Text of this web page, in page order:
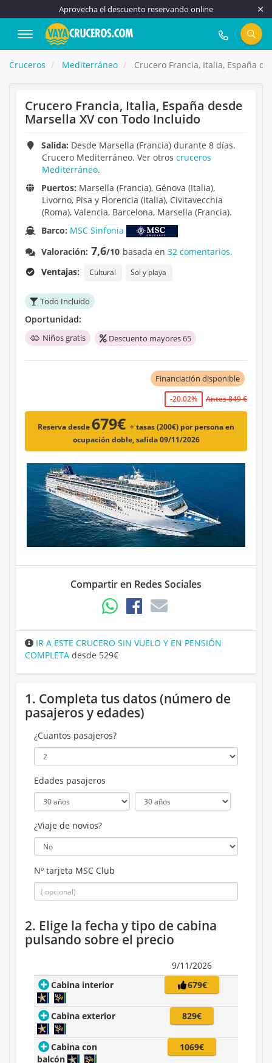
Aprovecha el descuento reservando online
917 815 555
Cruceros Mediterráneo Crucero Francia, Italia, España
Crucero Francia, Italia, España desde
Marsella XV con Todo Incluido
Salida: Desde Marsella (Francia) durante 8 días.
Crucero Mediterráneo. Ver otros cruceros
Mediterráneo.
Puertos: Marsella (Francia), Génova (Italia),
Livorno, Pisa y Florencia (Italia), Civitavecchia
(Roma), Valencia, Barcelona, Marsella (Francia).
Barco: MSC Sinfonia
Valoración: 7,6/10 basada en32 comentarios.
Ventajas:
Cultural Sol y playa
Todo Incluido
Oportunidad:
Niños gratis Descuento mayores 65
Financiación disponible
-20.02% Antes 849 €
Reserva desde 679€ + tasas (200€) por persona en
ocupación doble, salida 09/11/2026
Compartir en Redes Sociales
IR A ESTE CRUCERO SIN VUELO Y EN PENSIÓN
COMPLETA desde 529€
1. Completa tus datos (número de
pasajeros y edades)
¿Cuantos pasajeros?
Edades pasajeros
¿Viaje de novios?
Nº tarjeta MSC Club
2. Elige la fecha y tipo de cabina
pulsando sobre el precio
9/11/2026
Cabina interior
679€
Cabina exterior 829€
Cabina con
balcón
1069€